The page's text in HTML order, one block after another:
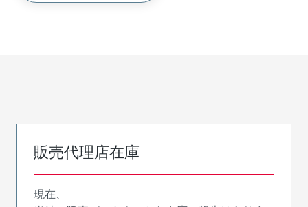
販売代理店在庫
現在、